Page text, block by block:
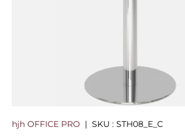
hjh OFFICE PRO | SKU : STH08_E_C